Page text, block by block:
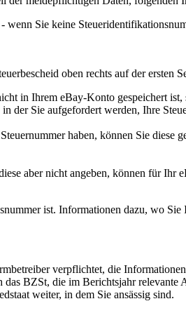
Sie keine
oben rechts auf der ersten
in Ihrem eBay-Konto gespeichert
der Sie aufgefordert werden, Ihre
haben, können Sie
aber nicht angeben, können für
ist. Informationen dazu, wo
verpflichtet, die
BZSt, die im Berichtsjahr
weiter, in dem Sie ansässig sind.